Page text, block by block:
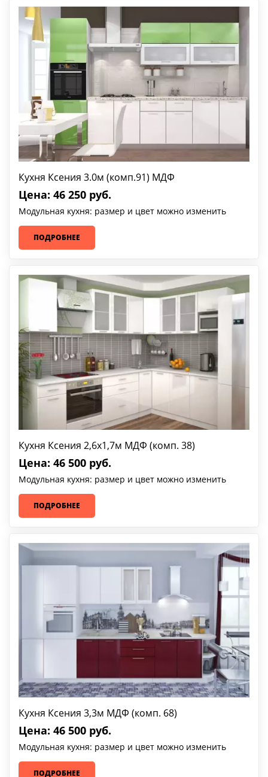
Кухня Ксения 3.0м (комп.91) МДФ
Цена: 46 250 руб.
Модульная кухня: размер и цвет можно изменить
ПОДРОБНЕЕ
Кухня Ксения 2,6х1,7м МДФ (комп. 38)
Цена: 46 500 руб.
Модульная кухня: размер и цвет можно изменить
ПОДРОБНЕЕ
Кухня Ксения 3,3м МДФ (комп. 68)
Цена: 46 500 руб.
Модульная кухня: размер и цвет можно изменить
ПОДРОБНЕЕ